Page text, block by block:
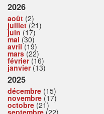
2026
août (2)
juillet(21)
juin (17)
mai (30)
avril(19)
mars(22)
février(16)
janvier(13)
2025
décembre (15)
novembre (17)
octobre (21)
septembre (22)